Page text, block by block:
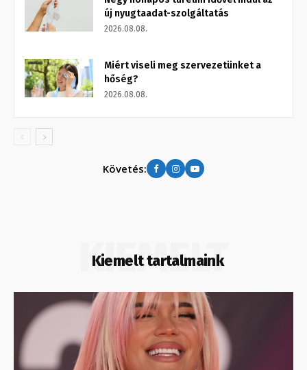
új nyugtaadat-szolgáltatás
2026.08.08.
Miért viseli meg szervezetünket a
hőség?
2026.08.08.
Követés:
Kiemelt tartalmaink
KIEMELT